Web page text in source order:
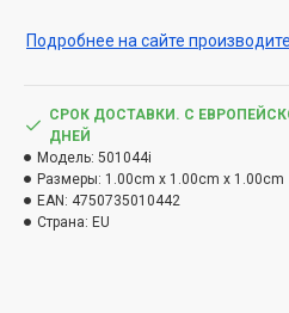
Подробнее на сайте
СРОК ДОСТАВКИ. С
ДНЕЙ
Модель: 501044i
Размеры: 1.00cm x 1.00cm x 1.00cm
EAN: 4750735010442
Страна: EU